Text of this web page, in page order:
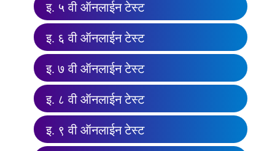
इ. ५ वी ऑनलाईन टेस्ट
इ. ६ वी ऑनलाईन टेस्ट
इ. ७ वी ऑनलाईन टेस्ट
इ. ८ वी ऑनलाईन टेस्ट
इ. ९ वी ऑनलाईन टेस्ट